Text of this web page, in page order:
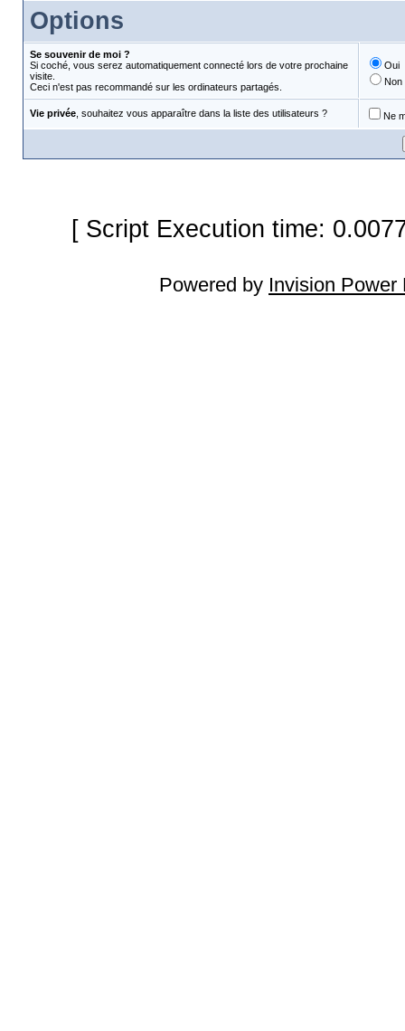
Options
Se souvenir de moi ?
Si coché, vous serez automatiquement connecté lors de votre prochaine
visite.
Ceci n'est pas recommandé sur les ordinateurs partagés.
Oui
Non
Vie privée, souhaitez vous apparaître dans la liste des utilisateurs ? Ne
[ Script Execution time:
Powered by Invision Power